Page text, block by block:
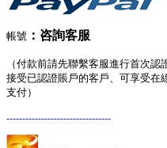
帳號 ： 咨詢客服
（付款前請先聯繫客服進行首次認
接受已認證賬戶的客戶、可享受在
支付）
---------------------------------